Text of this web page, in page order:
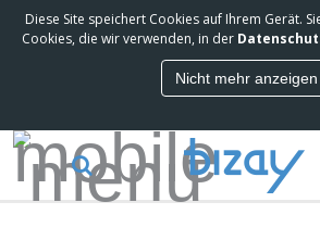
Diese Site speichert Cookies auf Ihrem Gerät.
Cookies, die wir verwenden, in der
Nicht mehr anzeigen